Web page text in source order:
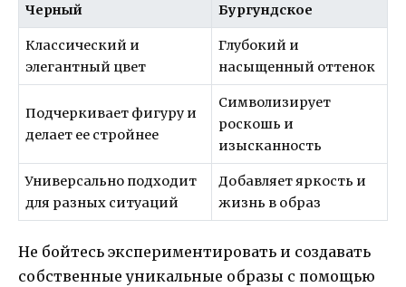
Черный Бургундское
Классический и
элегантный цвет
Глубокий и
насыщенный оттенок
Подчеркивает фигуру и
делает ее стройнее
Символизирует
роскошь и
изысканность
Универсально подходит
для разных ситуаций
Добавляет яркость и
жизнь в образ
Не бойтесь экспериментировать и создавать
собственные уникальные образы с помощью